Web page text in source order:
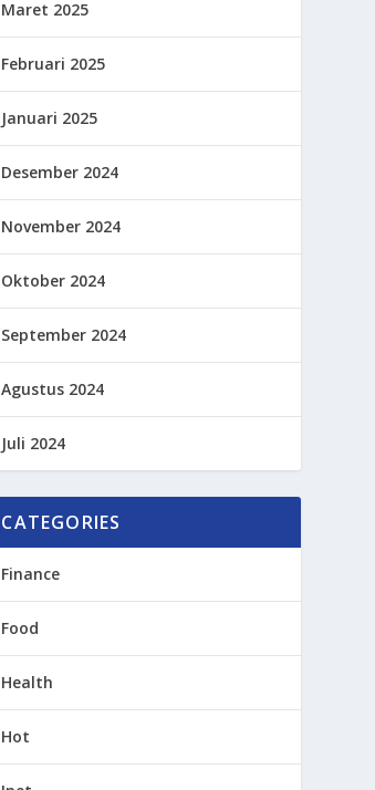
Maret 2025
Februari 2025
Januari 2025
Desember 2024
November 2024
Oktober 2024
September 2024
Agustus 2024
Juli 2024
CATEGORIES
Finance
Food
Health
Hot